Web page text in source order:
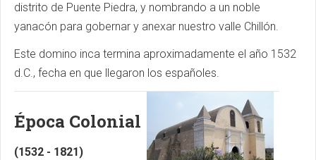
distrito de Puente Piedra, y nombrando a un noble
yanacón para gobernar y anexar nuestro valle Chillón.
Este domino inca termina aproximadamente el año 1532
d.C., fecha en que llegaron los españoles.
Época Colonial
(1532 - 1821)